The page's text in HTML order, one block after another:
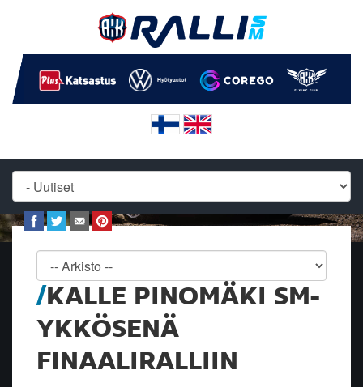
KALLE PINOMÄKI SM-
YKKÖSENÄ
FINAALIRALLIIN